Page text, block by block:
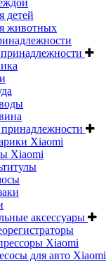
детей
животных
Xiaomi
Xiaomi
аксессуары
Xiaomi
для авто Xiaomi